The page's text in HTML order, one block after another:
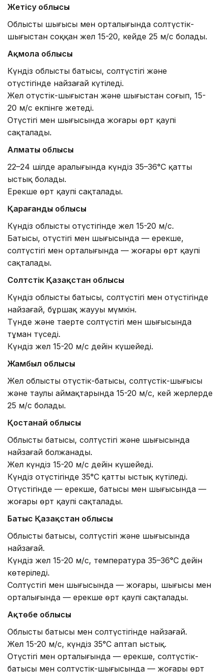
Жетісу облысы
Облыстың шығысы мен орталығында солтүстік-
шығыстан соққан жел 15-20, кейде 25 м/с болады.
Ақмола облысы
Күндіз облыстың батысы, солтүстігі және
оңтүстігінде найзағай күтіледі.
Жел оңтүстік-шығыстан және шығыстан соғып, 15-
20 м/с екпінге жетеді.
Оңтүстігі мен шығысында жоғары өрт қаупі
сақталады.
Алматы облысы
22–24 шілде аралығында күндіз 35–36°С қатты
ыстық болады.
Ерекше өрт қаупі сақталады.
Қарағанды облысы
Күндіз облыстың оңтүстігінде жел 15-20 м/с.
Батысы, оңтүстігі мен шығысында — ерекше,
солтүстігі мен орталығында — жоғары өрт қаупі
сақталады.
Солтүстік Қазақстан облысы
Күндіз облыстың батысы, солтүстігі мен оңтүстігінде
найзағай, бұршақ жаууы мүмкін.
Түнде және таңертең солтүстігі мен шығысында
тұман түседі.
Күндіз жел 15-20 м/с дейін күшейеді.
Жамбыл облысы
Жел облыстың оңтүстік-батысы, солтүстік-шығысы
және таулы аймақтарында 15-20 м/с, кей жерлерде
25 м/с болады.
Қостанай облысы
Облыстың батысы, солтүстігі және шығысында
найзағай болжанады.
Жел күндіз 15-20 м/с дейін күшейеді.
Күндіз оңтүстігінде 35°С қатты ыстық күтіледі.
Оңтүстігінде — ерекше, батысы мен шығысында —
жоғары өрт қаупі сақталады.
Батыс Қазақстан облысы
Облыстың батысы, солтүстігі және шығысында
найзағай.
Күндіз жел 15-20 м/с, температура 35–36°С дейін
көтеріледі.
Солтүстігі мен шығысында — жоғары, шығысы мен
орталығында — ерекше өрт қаупі сақталады.
Ақтөбе облысы
Облыстың батысы мен солтүстігінде найзағай.
Жел 15-20 м/с, күндіз 35°С аптап ыстық.
Оңтүстігі мен орталығында — ерекше, солтүстік-
батысы мен солтүстік-шығысында — жоғары өрт